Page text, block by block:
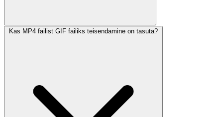
Kas MP4 failist GIF failiks teisendamine on tasuta?